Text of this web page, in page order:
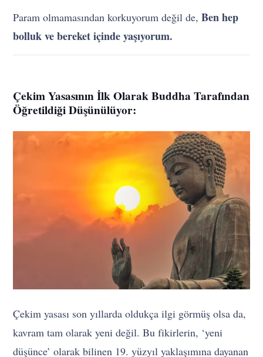
Param olmamasından korkuyorum değil de,Ben hep
bolluk ve bereket içinde yaşıyorum.
Çekim Yasasının İlk Olarak Buddha Tarafından
Öğretildiği Düşünülüyor:
Çekim yasası son yıllarda oldukça ilgi görmüş olsa da,
kavram tam olarak yeni değil. Bu fikirlerin, ‘yeni
düşünce’ olarak bilinen 19. yüzyıl yaklaşımına dayanan